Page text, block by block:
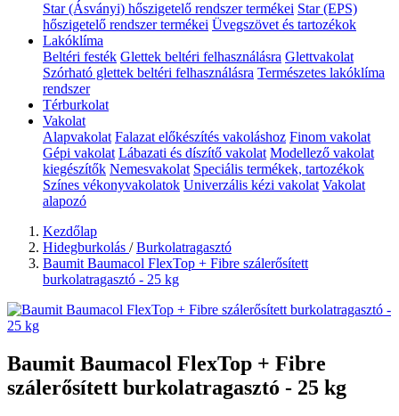
Star (Ásványi) hőszigetelő rendszer termékei Star (EPS)
hőszigetelő rendszer termékei Üvegszövet és tartozékok
Lakóklíma
Beltéri festék Glettek beltéri felhasználásra Glettvakolat
Szórható glettek beltéri felhasználásra Természetes lakóklíma
rendszer
Térburkolat
Vakolat
Alapvakolat Falazat előkészítés vakoláshoz Finom vakolat
Gépi vakolat Lábazati és díszítő vakolat Modellező vakolat
kiegészítők Nemesvakolat Speciális termékek, tartozékok
Színes vékonyvakolatok Univerzális kézi vakolat Vakolat
alapozó
Kezdőlap
Hidegburkolás /Burkolatragasztó
Baumit Baumacol FlexTop + Fibre szálerősített
burkolatragasztó - 25 kg
Baumit Baumacol FlexTop + Fibre
szálerősített burkolatragasztó - 25 kg